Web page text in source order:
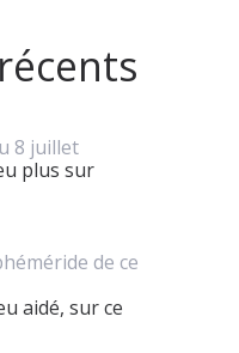
8 juillet
plus sur
de ce
aidé, sur ce